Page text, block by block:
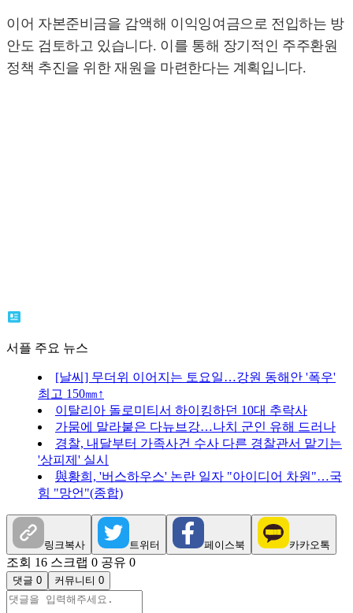
이어 자본준비금을 감액해 이익잉여금으로 전입하는 방
안도 검토하고 있습니다. 이를 통해 장기적인 주주환원
정책 추진을 위한 재원을 마련한다는 계획입니다.
서플 주요 뉴스
[날씨] 무더위 이어지는 토요일…강원 동해안 '폭우'
최고 150㎜↑
이탈리아 돌로미티서 하이킹하던 10대 추락사
가뭄에 말라붙은 다뉴브강…나치 군인 유해 드러나
경찰, 내달부터 가족사건 수사 다른 경찰관서 맡기는
'상피제' 실시
與황희, '버스하우스' 논란 일자 "아이디어 차원"…국
힘 "망언"(종합)
링크복사 트위터 페이스북 카카오톡
조회 16 스크랩 0 공유 0
댓글 0 커뮤니티 0